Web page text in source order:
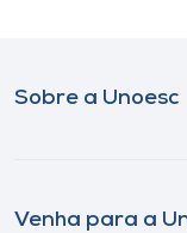
Sobre a Unoesc
Venha para a